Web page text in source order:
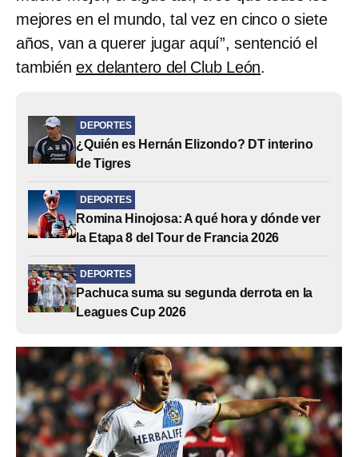
mejores en el mundo, tal vez en cinco o siete
años, van a querer jugar aquí”, sentenció el
también ex delantero del Club León.
DEPORTES
¿Quién es Hernán Elizondo? DT interino
de Tigres
DEPORTES
Romina Hinojosa: A qué hora y dónde ver
la Etapa 8 del Tour de Francia 2026
DEPORTES
Pachuca suma su segunda derrota en la
Leagues Cup 2026